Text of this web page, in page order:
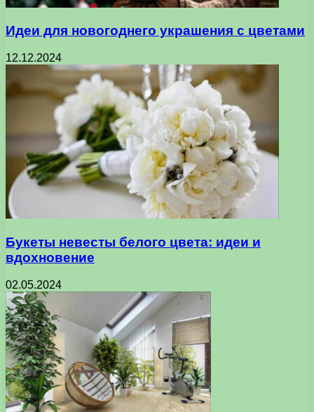
Идеи для новогоднего украшения с цветами
12.12.2024
Букеты невесты белого цвета: идеи и
вдохновение
02.05.2024